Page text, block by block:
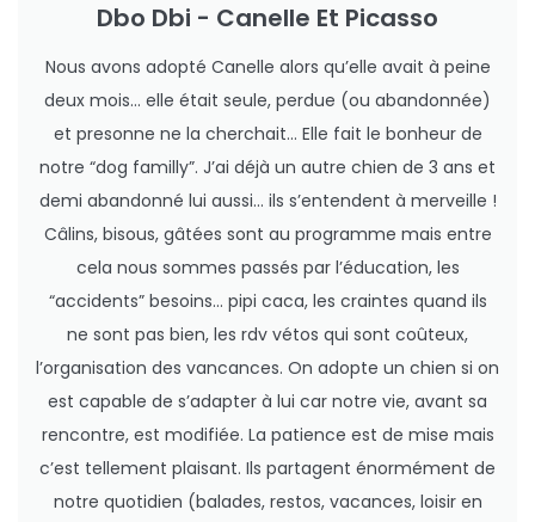
Dbo Dbi - Canelle Et Picasso
Nous avons adopté Canelle alors qu’elle avait à peine
deux mois… elle était seule, perdue (ou abandonnée)
et presonne ne la cherchait… Elle fait le bonheur de
notre “dog familly”. J’ai déjà un autre chien de 3 ans et
demi abandonné lui aussi… ils s’entendent à merveille !
Câlins, bisous, gâtées sont au programme mais entre
cela nous sommes passés par l’éducation, les
“accidents” besoins… pipi caca, les craintes quand ils
ne sont pas bien, les rdv vétos qui sont coûteux,
l’organisation des vancances. On adopte un chien si on
est capable de s’adapter à lui car notre vie, avant sa
rencontre, est modifiée. La patience est de mise mais
c’est tellement plaisant. Ils partagent énormément de
notre quotidien (balades, restos, vacances, loisir en